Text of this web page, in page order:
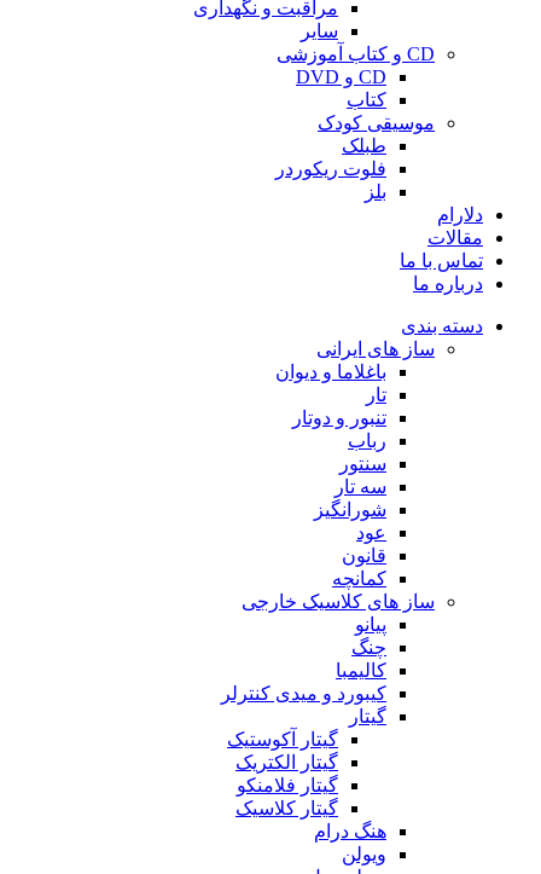
مراقبت و نگهداری
سایر
CD و کتاب آموزشی
CD و DVD
کتاب
موسیقی کودک
طبلک
فلوت ریکوردر
بلز
دلارام
مقالات
تماس با ما
درباره ما
دسته بندی
ساز های ایرانی
باغلاما و دیوان
تار
تنبور و دوتار
رباب
سنتور
سه تار
شورانگیز
عود
قانون
کمانچه
ساز های کلاسیک خارجی
پیانو
چنگ
کالیمبا
کیبورد و میدی کنترلر
گیتار
گیتار آکوستیک
گیتار الکتریک
گیتار فلامنکو
گیتار کلاسیک
هنگ درام
ویولن